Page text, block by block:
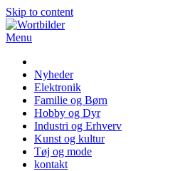
Skip to content
Menu
Nyheder
Elektronik
Familie og Børn
Hobby og Dyr
Industri og Erhverv
Kunst og kultur
Tøj og mode
kontakt